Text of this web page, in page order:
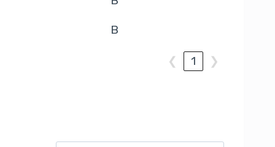
B
❮ 1 ❯